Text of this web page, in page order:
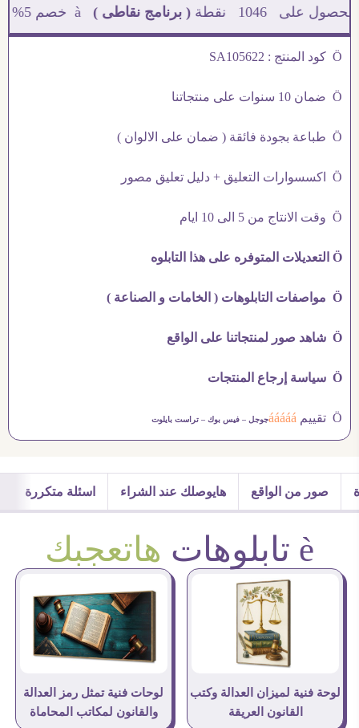
1046 نقطة( برنامج نقاطى )à خصم 5% للعملاء الجدد à شحن مجانى عند الشراء ب 4000 جنيه à
Ö كود المنتج : SA105622
Ö ضمان 10 سنوات على منتجاتنا
Ö طباعة بجودة فائقة ( ضمان على الالوان )
Ö اكسسوارات التعليق + دليل تعليق مصور
Ö وقت الانتاج من 5 الى 10 ايام
Ö التعديلات المتوفره على هذا التابلوه
Ö مواصفات التابلوهات ( الخامات و الصناعة )
Ö شاهد صور لمنتجاتنا على الواقع
Ö سياسة إرجاع المنتجات
Ö تقييم áááááجوجل – فيس بوك – تراست بايلوت
صور من الواقع هايوصلك عند الشراء اسئلة متكررة
è تابلوهات هاتعجبك
لوحة فنية لميزان العدالة وكتب
القانون العريقة
لوحات فنية تمثل رمز العدالة
والقانون لمكاتب المحاماة